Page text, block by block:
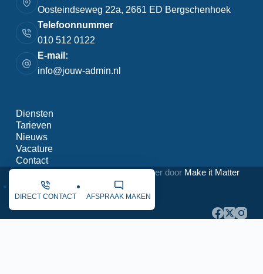
Oosteindseweg 22a, 2661 ED Bergschenhoek
Telefoonnummer
010 512 0122
E-mail:
info@jouw-admin.nl
Diensten
Tarieven
Nieuws
Vacature
Contact
Copyright © 2026 - WordPress beheer door Make it Matter
DIRECT CONTACT AFSPRAAK MAKEN